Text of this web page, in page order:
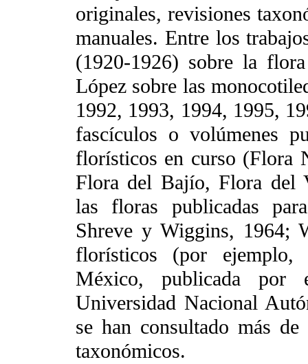
originales, revisiones
manuales. Entre los
(1920-1926) sobre la
López sobre las
1992, 1993, 1994, 1995,
fascículos o volúmenes
florísticos en curso (Flora
Flora del Bajío, Flora del
las floras publicadas
Shreve y Wiggins, 1964;
florísticos (por
México, publicada
Universidad Nacional
se han consultado más
taxonómicos.